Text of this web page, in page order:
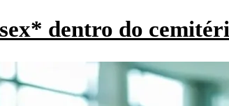
dentro do